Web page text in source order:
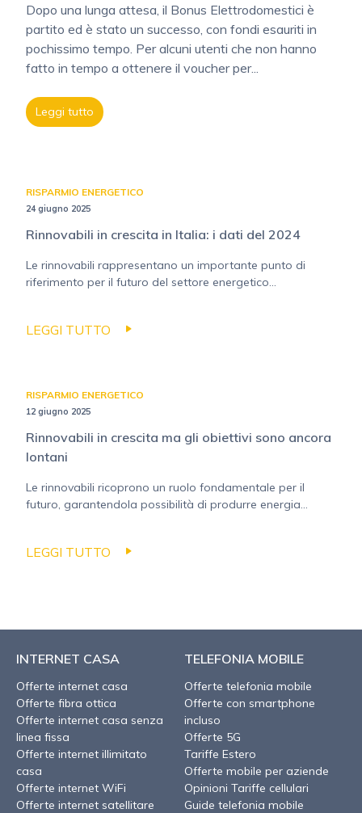
Dopo una lunga attesa, il Bonus Elettrodomestici è
partito ed è stato un successo, con fondi esauriti in
pochissimo tempo. Per alcuni utenti che non hanno
fatto in tempo a ottenere il voucher per...
Leggi tutto
RISPARMIO ENERGETICO
24 giugno 2025
Rinnovabili in crescita in Italia: i dati del 2024
Le rinnovabili rappresentano un importante punto di
riferimento per il futuro del settore energetico...
LEGGI TUTTO
RISPARMIO ENERGETICO
12 giugno 2025
Rinnovabili in crescita ma gli obiettivi sono ancora
lontani
Le rinnovabili ricoprono un ruolo fondamentale per il
futuro, garantendola possibilità di produrre energia...
LEGGI TUTTO
INTERNET CASA
Offerte internet casa
Offerte fibra ottica
Offerte internet casa senza
linea fissa
Offerte internet illimitato
casa
Offerte internet WiFi
Offerte internet satellitare
TELEFONIA MOBILE
Offerte telefonia mobile
Offerte con smartphone
incluso
Offerte 5G
Tariffe Estero
Offerte mobile per aziende
Opinioni Tariffe cellulari
Guide telefonia mobile